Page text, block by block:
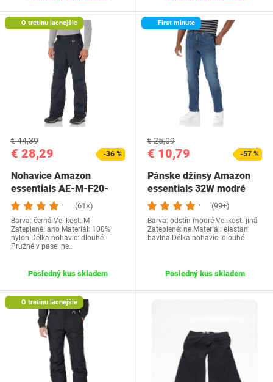
O tretinu lacnejšie
€ 28,29
€ 44,39
-36 %
Nohavice Amazon
essentials AE-M-F20-
PTS-131 M
(61×)
Barva: černá Velikost: M
Zateplené: ano Materiál: 100%
nylon Délka nohavic: dlouhé
Pružné v pase: ne…
Posledný kus skladem
First minute
€ 10,79
€ 25,09
-57 %
Pánske džínsy Amazon
essentials 32W modré
(99+)
Barva: odstín modré Velikost: jiná
Zateplené: ne Materiál: elastan
bavlna Délka nohavic: dlouhé
Posledný kus skladem
O tretinu lacnejšie